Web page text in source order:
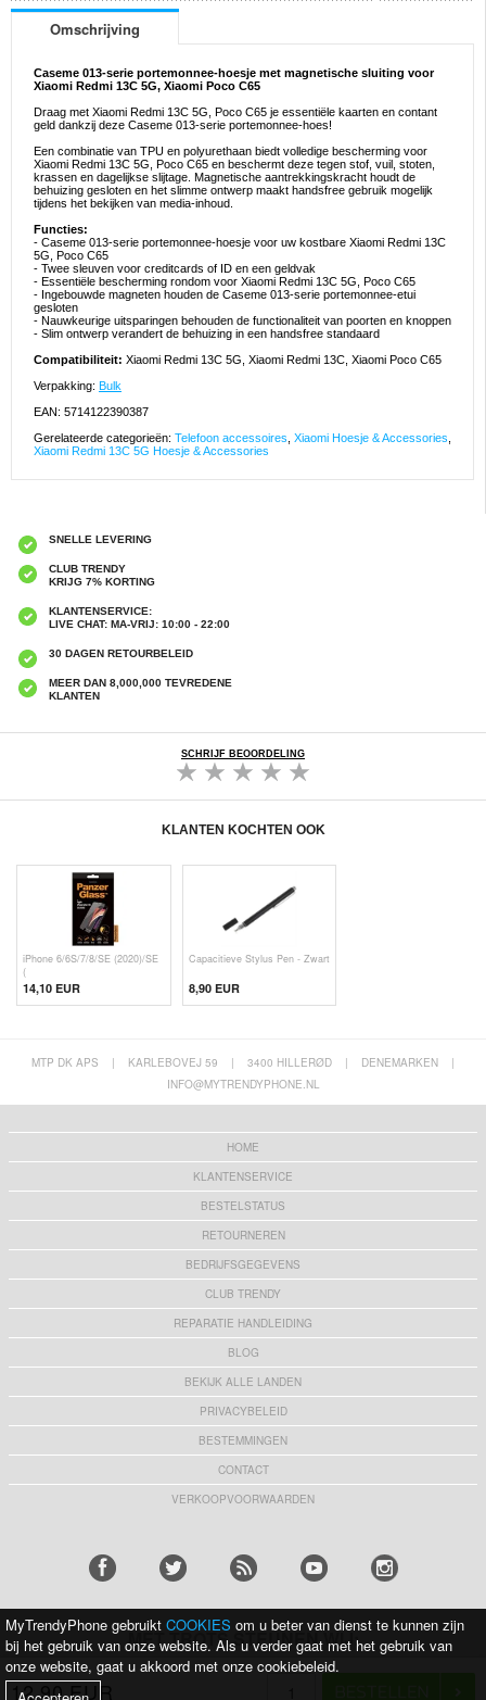
Omschrijving
Caseme 013-serie portemonnee-hoesje met magnetische sluiting voor
Xiaomi Redmi 13C 5G, Xiaomi Poco C65
Draag met Xiaomi Redmi 13C 5G, Poco C65 je essentiële kaarten en contant
geld dankzij deze Caseme 013-serie portemonnee-hoes!
Een combinatie van TPU en polyurethaan biedt volledige bescherming voor
Xiaomi Redmi 13C 5G, Poco C65 en beschermt deze tegen stof, vuil, stoten,
krassen en dagelijkse slijtage. Magnetische aantrekkingskracht houdt de
behuizing gesloten en het slimme ontwerp maakt handsfree gebruik mogelijk
tijdens het bekijken van media-inhoud.
Functies:
- Caseme 013-serie portemonnee-hoesje voor uw kostbare Xiaomi Redmi 13C
5G, Poco C65
- Twee sleuven voor creditcards of ID en een geldvak
- Essentiële bescherming rondom voor Xiaomi Redmi 13C 5G, Poco C65
- Ingebouwde magneten houden de Caseme 013-serie portemonnee-etui
gesloten
- Nauwkeurige uitsparingen behouden de functionaliteit van poorten en knoppen
- Slim ontwerp verandert de behuizing in een handsfree standaard
Compatibiliteit: Xiaomi Redmi 13C 5G, Xiaomi Redmi 13C, Xiaomi Poco C65
Verpakking: Bulk
EAN: 5714122390387
Gerelateerde categorieën: Telefoon accessoires Xiaomi Hoesje & Accessories
Xiaomi Redmi 13C 5G Hoesje & Accessories
SNELLE LEVERING
CLUB TRENDY
KRIJG 7% KORTING
KLANTENSERVICE:
LIVE CHAT: MA-VRIJ: 10:00 - 22:00
30 DAGEN RETOURBELEID
MEER DAN 8,000,000 TEVREDENE
KLANTEN
SCHRIJF BEOORDELING
KLANTEN KOCHTEN OOK
iPhone 6/6S/7/8/SE (2020)/SE
(
14,10 EUR
Capacitieve Stylus Pen - Zwart
8,90 EUR
12,90 EUR
MTP DK APS | KARLEBOVEJ 59 | 3400 HILLERØD | DENEMARKEN
|
INFO@MYTRENDYPHONE.NL
HOME
KLANTENSERVICE
BESTELSTATUS
RETOURNEREN
BEDRIJFSGEGEVENS
CLUB TRENDY
REPARATIE HANDLEIDING
BLOG
BEKIJK ALLE LANDEN
PRIVACYBELEID
BESTEMMINGEN
CONTACT
VERKOOPVOORWAARDEN
MET TROTS STEUNEN WIJ:
MyTrendyPhone gebruikt COOKIES om u beter van dienst te kunnen zijn
bij het gebruik van onze website. Als u verder gaat met het gebruik van
onze website, gaat u akkoord met onze cookiebeleid.